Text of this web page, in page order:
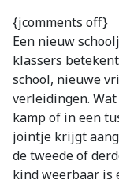
{jcomments off}
Een nieuw
klassers
school, nieuwe
verleidingen.
kamp of in een
jointje krijgt
de tweede of
kind weerbaar is